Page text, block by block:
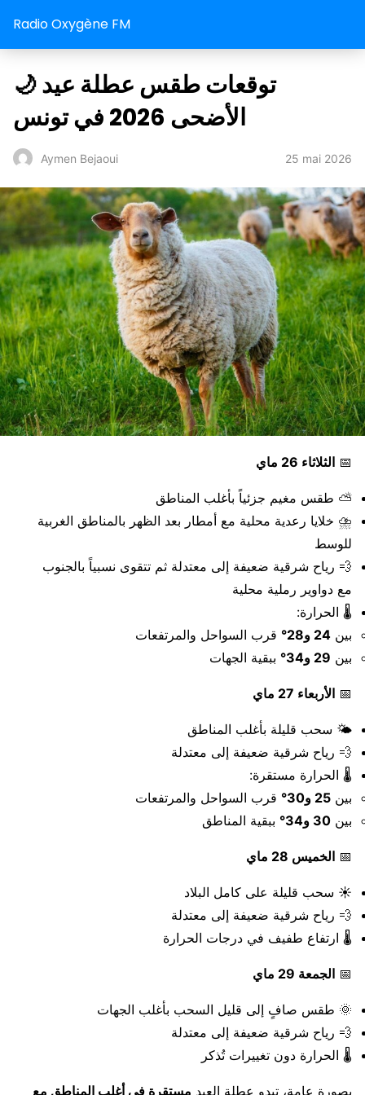
Radio Oxygène FM
🌙 توقعات طقس عطلة عيد
الأضحى 2026 في تونس
Aymen Bejaoui 25 mai 2026
📅 الثلاثاء 26 ماي
⛅ طقس مغيم جزئياً بأغلب المناطق
⛈️ خلايا رعدية محلية مع أمطار بعد الظهر بالمناطق الغربية
للوسط
💨 رياح شرقية ضعيفة إلى معتدلة ثم تتقوى نسبياً بالجنوب
مع دواوير رملية محلية
🌡️ الحرارة:
بين 24 و28°
قرب السواحل والمرتفعات
بين 29 و34° ببقية الجهات
📅 الأربعاء 27 ماي
🌤️ سحب قليلة بأغلب المناطق
💨 رياح شرقية ضعيفة إلى معتدلة
🌡️ الحرارة مستقرة:
بين 25 و30°
قرب السواحل والمرتفعات
بين 30 و34° ببقية المناطق
📅 الخميس 28 ماي
☀️ سحب قليلة على كامل البلاد
💨 رياح شرقية ضعيفة إلى معتدلة
🌡️ ارتفاع طفيف في درجات الحرارة
📅 الجمعة 29 ماي
🌞 طقس صافٍ إلى قليل السحب بأغلب الجهات
💨 رياح شرقية ضعيفة إلى معتدلة
🌡️ الحرارة دون تغييرات تُذكر
بصورة عامة، تبدو عطلة العيد مستقرة في أغلب المناطق مع